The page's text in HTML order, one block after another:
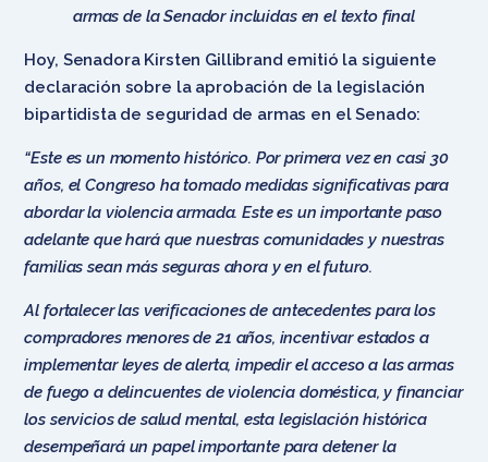
armas de la Senador incluidas en el texto final
Hoy, Senadora Kirsten Gillibrand emitió la siguiente
declaración sobre la aprobación de la legislación
bipartidista de seguridad de armas en el Senado:
“Este es un momento histórico. Por primera vez en casi 30
años, el Congreso ha tomado medidas significativas para
abordar la violencia armada. Este es un importante paso
adelante que hará que nuestras comunidades y nuestras
familias sean más seguras ahora y en el futuro.
Al fortalecer las verificaciones de antecedentes para los
compradores menores de 21 años, incentivar estados a
implementar leyes de alerta, impedir el acceso a las armas
de fuego a delincuentes de violencia doméstica, y financiar
los servicios de salud mental, esta legislación histórica
desempeñará un papel importante para detener la